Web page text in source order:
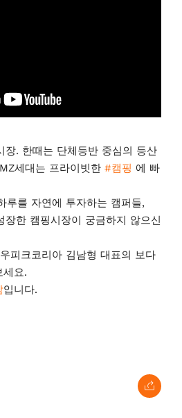
장. 한때는 단체등반 중심의 등산
세대는 프라이빗한 #캠핑 에 빠
루를 자연에 투자하는 캠퍼들,
한 캠핑시장이 궁금하지 않으신
피크코리아 김남형 대표의 보다
세요.
입니다.